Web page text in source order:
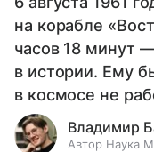
на корабле
часов 18 минут
в истории. Ему
в космосе не
Владимир
Автор Наука